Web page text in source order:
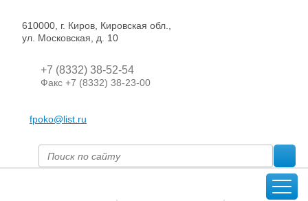
610000, г. Киров, Кировская обл.,
ул. Московская, д. 10
+7 (8332) 38-52-54
Факс +7 (8332) 38-23-00
fpoko@list.ru